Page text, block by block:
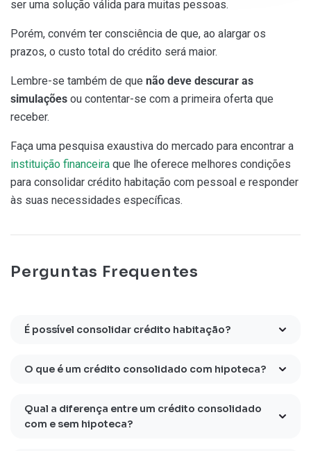
ser uma solução válida para muitas pessoas.
Porém, convém ter consciência de que, ao alargar os
prazos, o custo total do crédito será maior.
Lembre-se também de que não deve descurar as
simulações ou contentar-se com a primeira oferta que
receber.
Faça uma pesquisa exaustiva do mercado para encontrar a
instituição financeira que lhe oferece melhores condições
para consolidar crédito habitação com pessoal e responder
às suas necessidades específicas.
Perguntas Frequentes
É possível consolidar crédito habitação?
O que é um crédito consolidado com hipoteca?
Qual a diferença entre um crédito consolidado
com e sem hipoteca?